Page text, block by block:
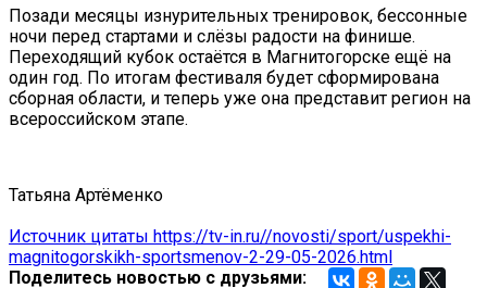
Позади месяцы изнурительных тренировок, бессонные
ночи перед стартами и слёзы радости на финише.
Переходящий кубок остаётся в Магнитогорске ещё на
один год. По итогам фестиваля будет сформирована
сборная области, и теперь уже она представит регион на
всероссийском этапе.
Татьяна Артёменко
Источник цитаты https://tv-in.ru//novosti/sport/uspekhi-
magnitogorskikh-sportsmenov-2-29-05-2026.html
Поделитесь новостью с друзьями: